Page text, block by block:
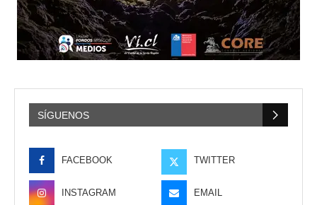
SÍGUENOS
FACEBOOK TWITTER
INSTAGRAM EMAIL